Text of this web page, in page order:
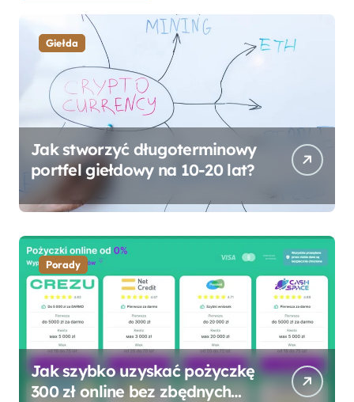
Giełda
Jak stworzyć długoterminowy
portfel giełdowy na 10-20 lat?
Porady
Jak szybko uzyskać pożyczkę
300 zł online bez zbędnych